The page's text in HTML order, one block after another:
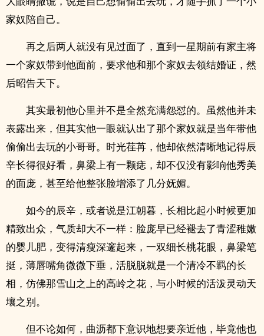
家奴陪自己。
再之后两人就没有见过面了，直到一星期前有家主将
一个家奴带到他面前，要求他和那个家奴去领结婚证，然
后昭告天下。
其实最初他心里并不是全然充满怨怼的。虽然他并未
表露出来，但其实他一眼就认出了那个家奴就是当年带他
偷偷出去玩的小哥哥。时光荏苒，他却依然清晰地记得辰
辛长得很好看，鼻梁上有一颗痣，却不仅没有影响他秀美
的面庞，甚至给他整张脸增添了几分妩媚。
如今的辰辛，或者说是江朝暮，长相比起小时候更加
精致出众，气质却大不一样：脸庞早已经褪去了青涩稚嫩
的婴儿肥，变得清瘦深邃起来，一双细长桃花眼，鼻梁笔
挺，薄唇嘴角微微下垂，活脱脱就是一个清冷不羁的长
相，仿佛那雪山之上的高岭之花，与小时候的活泼灵动天
壤之别。
但不论如何，曲沥都下意识地想要亲近他，毕竟他也